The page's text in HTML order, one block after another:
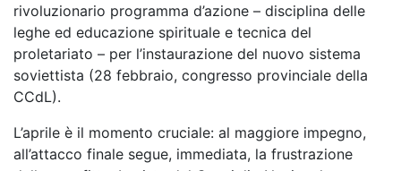
rivoluzionario programma d’azione – disciplina delle
leghe ed educazione spirituale e tecnica del
proletariato – per l’instaurazione del nuovo sistema
soviettista (28 febbraio, congresso provinciale della
CCdL).
L’aprile è il momento cruciale: al maggiore impegno,
all’attacco finale segue, immediata, la frustrazione